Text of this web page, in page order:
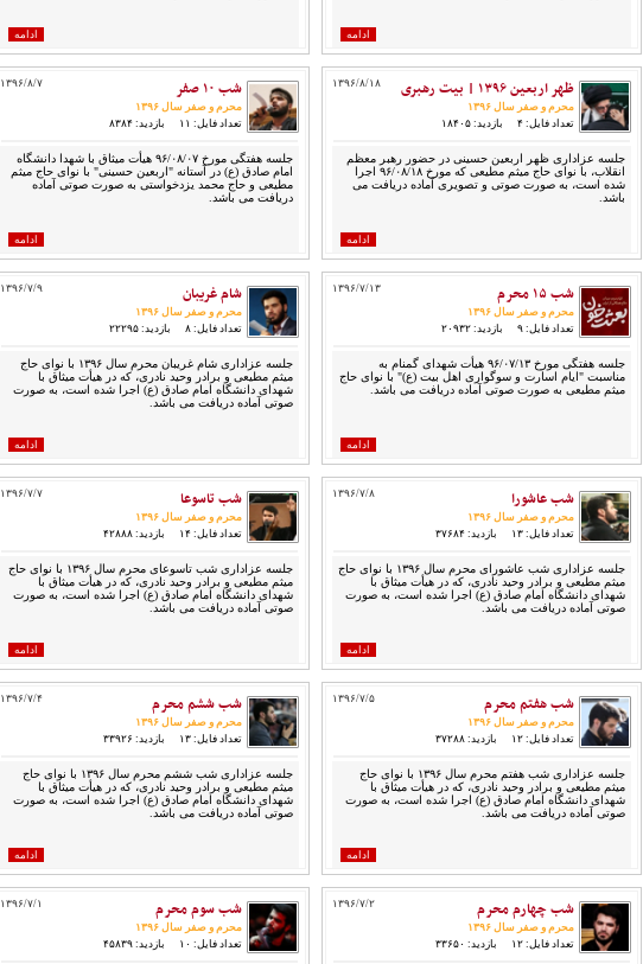
ادامه ادامه
۱۳۹۶/۸/۱۸ ظهر اربعین ۱۳۹۶ | بیت رهبری
محرم و صفر سال ۱۳۹۶
تعداد فایل: ۴
بازدید: ۱۸۴۰۵
جلسه عزاداری ظهر اربعین حسینی در حضور رهبر معظم
انقلاب، با نوای حاج میثم مطیعی که مورخ ۹۶/۰۸/۱۸ اجرا
شده است، به صورت صوتی و تصویری آماده دریافت می
باشد.
ادامه
۱۳۹۶/۸/۷ شب ۱۰ صفر
محرم و صفر سال ۱۳۹۶
تعداد فایل: ۱۱
بازدید: ۸۳۸۴
جلسه هفتگی مورخ ۹۶/۰۸/۰۷ هیأت میثاق با شهدا دانشگاه
امام صادق (ع) در آستانه "اربعین حسینی" با نوای حاج میثم
مطیعی و حاج محمد یزدخواستی به صورت صوتی آماده
دریافت می باشد.
ادامه
۱۳۹۶/۷/۱۳ شب ۱۵ محرم
محرم و صفر سال ۱۳۹۶
تعداد فایل: ۹
بازدید: ۲۰۹۳۲
جلسه هفتگی مورخ ۹۶/۰۷/۱۳ هیأت شهدای گمنام به
مناسبت "ایام اسارت و سوگواری اهل بیت (ع)" با نوای حاج
میثم مطیعی به صورت صوتی آماده دریافت می باشد.
ادامه
۱۳۹۶/۷/۹ شام غریبان
محرم و صفر سال ۱۳۹۶
تعداد فایل: ۸
بازدید: ۲۲۲۹۵
جلسه عزاداری شام غریبان محرم سال ۱۳۹۶ با نوای حاج
میثم مطیعی و برادر وحید نادری، که در هیأت میثاق با
شهدای دانشگاه امام صادق (ع) اجرا شده است، به صورت
صوتی آماده دریافت می باشد.
ادامه
۱۳۹۶/۷/۸ شب عاشورا
محرم و صفر سال ۱۳۹۶
تعداد فایل: ۱۳
بازدید: ۳۷۶۸۴
جلسه عزاداری شب عاشورای محرم سال ۱۳۹۶ با نوای حاج
میثم مطیعی و برادر وحید نادری، که در هیأت میثاق با
شهدای دانشگاه امام صادق (ع) اجرا شده است، به صورت
صوتی آماده دریافت می باشد.
ادامه
۱۳۹۶/۷/۷ شب تاسوعا
محرم و صفر سال ۱۳۹۶
تعداد فایل: ۱۴
بازدید: ۴۲۸۸۸
جلسه عزاداری شب تاسوعای محرم سال ۱۳۹۶ با نوای حاج
میثم مطیعی و برادر وحید نادری، که در هیأت میثاق با
شهدای دانشگاه امام صادق (ع) اجرا شده است، به صورت
صوتی آماده دریافت می باشد.
ادامه
۱۳۹۶/۷/۵ شب هفتم محرم
محرم و صفر سال ۱۳۹۶
تعداد فایل: ۱۲
بازدید: ۳۷۲۸۸
جلسه عزاداری شب هفتم محرم سال ۱۳۹۶ با نوای حاج
میثم مطیعی و برادر وحید نادری، که در هیأت میثاق با
شهدای دانشگاه امام صادق (ع) اجرا شده است، به صورت
صوتی آماده دریافت می باشد.
ادامه
۱۳۹۶/۷/۴ شب ششم محرم
محرم و صفر سال ۱۳۹۶
تعداد فایل: ۱۳
بازدید: ۳۳۹۲۶
جلسه عزاداری شب ششم محرم سال ۱۳۹۶ با نوای حاج
میثم مطیعی و برادر وحید نادری، که در هیأت میثاق با
شهدای دانشگاه امام صادق (ع) اجرا شده است، به صورت
صوتی آماده دریافت می باشد.
ادامه
۱۳۹۶/۷/۲ شب چهارم محرم
محرم و صفر سال ۱۳۹۶
تعداد فایل: ۱۲
بازدید: ۳۳۶۵۰
۱۳۹۶/۷/۱ شب سوم محرم
محرم و صفر سال ۱۳۹۶
تعداد فایل: ۱۰
بازدید: ۴۵۸۳۹